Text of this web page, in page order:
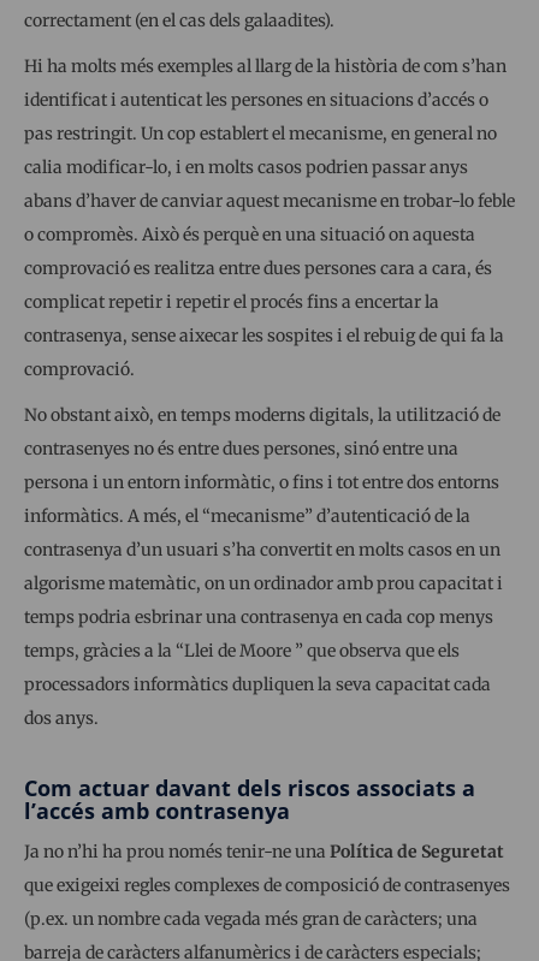
correctament (en el cas dels galaadites).
Hi ha molts més exemples al llarg de la història de com s’han
identificat i autenticat les persones en situacions d’accés o
pas restringit. Un cop establert el mecanisme, en general no
calia modificar-lo, i en molts casos podrien passar anys
abans d’haver de canviar aquest mecanisme en trobar-lo feble
o compromès. Això és perquè en una situació on aquesta
comprovació es realitza entre dues persones cara a cara, és
complicat repetir i repetir el procés fins a encertar la
contrasenya, sense aixecar les sospites i el rebuig de qui fa la
comprovació.
No obstant això, en temps moderns digitals, la utilització de
contrasenyes no és entre dues persones, sinó entre una
persona i un entorn informàtic, o fins i tot entre dos entorns
informàtics. A més, el “mecanisme” d’autenticació de la
contrasenya d’un usuari s’ha convertit en molts casos en un
algorisme matemàtic, on un ordinador amb prou capacitat i
temps podria esbrinar una contrasenya en cada cop menys
temps, gràcies a la “Llei de Moore ” que observa que els
processadors informàtics dupliquen la seva capacitat cada
dos anys.
Com actuar davant dels riscos associats a
l’accés amb contrasenya
Ja no n’hi ha prou només tenir-ne una Política de Seguretat
que exigeixi regles complexes de composició de contrasenyes
(p.ex. un nombre cada vegada més gran de caràcters; una
barreja de caràcters alfanumèrics i de caràcters especials;